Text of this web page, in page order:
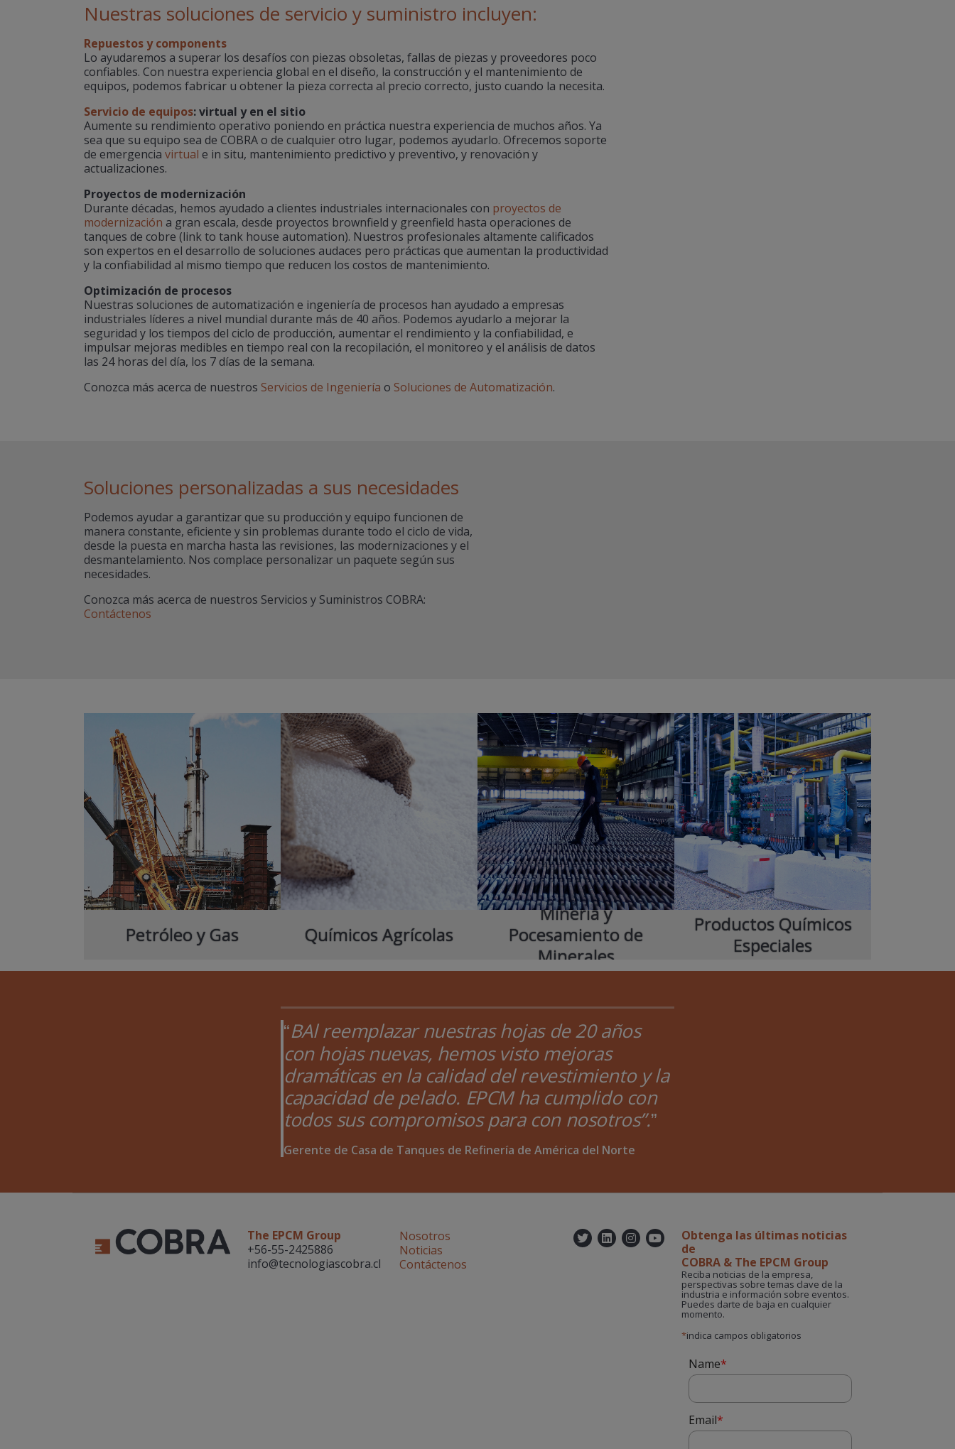
Nuestras soluciones de servicio y suministro incluyen:
Repuestos y components
Lo ayudaremos a superar los desafíos con piezas obsoletas, fallas de piezas y proveedores poco
confiables. Con nuestra experiencia global en el diseño, la construcción y el mantenimiento de
equipos, podemos fabricar u obtener la pieza correcta al precio correcto, justo cuando la necesita.
Servicio de equipos: virtual y en el sitio
Aumente su rendimiento operativo poniendo en práctica nuestra experiencia de muchos años. Ya
sea que su equipo sea de COBRA o de cualquier otro lugar, podemos ayudarlo. Ofrecemos soporte
de emergencia virtual e in situ, mantenimiento predictivo y preventivo, y renovación y
actualizaciones.
Proyectos de modernización
Durante décadas, hemos ayudado a clientes industriales internacionales con proyectos de
modernización a gran escala, desde proyectos brownfield y greenfield hasta operaciones de
tanques de cobre (link to tank house automation). Nuestros profesionales altamente calificados
son expertos en el desarrollo de soluciones audaces pero prácticas que aumentan la productividad
y la confiabilidad al mismo tiempo que reducen los costos de mantenimiento.
Optimización de procesos
Nuestras soluciones de automatización e ingeniería de procesos han ayudado a empresas
industriales líderes a nivel mundial durante más de 40 años. Podemos ayudarlo a mejorar la
seguridad y los tiempos del ciclo de producción, aumentar el rendimiento y la confiabilidad, e
impulsar mejoras medibles en tiempo real con la recopilación, el monitoreo y el análisis de datos
las 24 horas del día, los 7 días de la semana.
Conozca más acerca de nuestros Servicios de Ingeniería o Soluciones de Automatización.
Soluciones personalizadas a sus necesidades
Podemos ayudar a garantizar que su producción y equipo funcionen de
manera constante, eficiente y sin problemas durante todo el ciclo de vida,
desde la puesta en marcha hasta las revisiones, las modernizaciones y el
desmantelamiento. Nos complace personalizar un paquete según sus
necesidades.
Conozca más acerca de nuestros Servicios y Suministros COBRA:
Contáctenos
Petróleo y Gas Químicos Agrícolas
Minería y
Pocesamiento de
Minerales
Productos Químicos
Especiales
BAl reemplazar nuestras hojas de 20 años
con hojas nuevas, hemos visto mejoras
dramáticas en la calidad del revestimiento y la
capacidad de pelado. EPCM ha cumplido con
todos sus compromisos para con nosotros”.
Gerente de Casa de Tanques de Refinería de América del Norte
The EPCM Group
+56-55-2425886
info@tecnologiascobra.cl
Nosotros
Noticias
Contáctenos
Twitter
Linkedin
Instagram
YouTube
Obtenga las últimas noticias
de
COBRA & The EPCM Group
Reciba noticias de la empresa,
perspectivas sobre temas clave de la
industria e información sobre eventos.
Puedes darte de baja en cualquier
momento.
*indica campos obligatorios
Name*
Email*